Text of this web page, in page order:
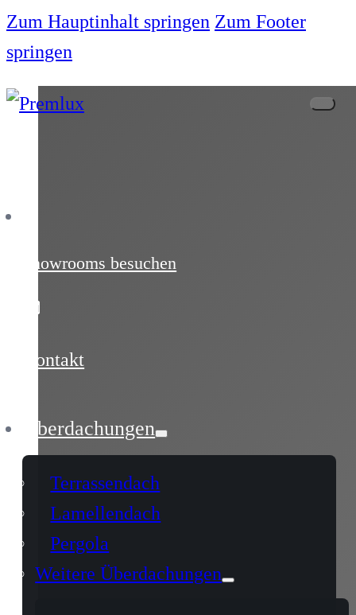
Zum Hauptinhalt springen Zum Footer
springen
Showrooms besuchen
Kontakt
Überdachungen
Terrassendach
Lamellendach
Pergola
Weitere Überdachungen